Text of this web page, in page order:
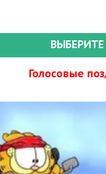
Голосовые